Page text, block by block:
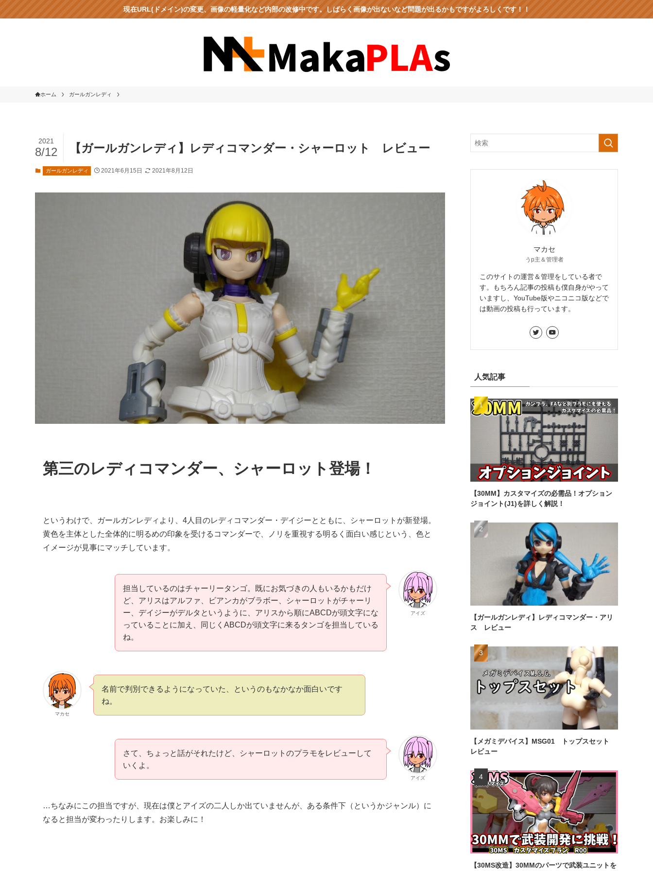
現在URL(ドメイン)の変更、画像の軽量化など内部の改修中です。しばらく画像が出ないなど問題が出るかもですがよろしくです！！
ホーム ガールガンレディ
【ガールガンレディ】レディコマンダー・シャーロット レビュー
2021
8/12
ガールガンレディ 2021年6月15日 2021年8月12日
第三のレディコマンダー、シャーロット登場！
というわけで、ガールガンレディより、4人目のレディコマンダー・デイジーとともに、シャーロットが新登場。
黄色を主体とした全体的に明るめの印象を受けるコマンダーで、ノリを重視する明るく面白い感じという、色と
イメージが見事にマッチしています。
アイズ
担当しているのはチャーリータンゴ。既にお気づきの人もいるかもだけ
ど、アリスはアルファ、ビアンカがブラボー、シャーロットがチャーリ
ー、デイジーがデルタというように、アリスから順にABCDが頭文字にな
っていることに加え、同じくABCDが頭文字に来るタンゴを担当している
ね。
マカセ
名前で判別できるようになっていた、というのもなかなか面白いです
ね。
アイズ
さて、ちょっと話がそれたけど、シャーロットのプラモをレビューして
いくよ。
…ちなみにこの担当ですが、現在は僕とアイズの二人しか出ていませんが、ある条件下（というかジャンル）に
なると担当が変わったりします。お楽しみに！
マカセ
うp主＆管理者
このサイトの運営＆管理をしている者で
す。もちろん記事の投稿も僕自身がやって
いますし、YouTube版やニコニコ版などで
は動画の投稿も行っています。
人気記事
【30MM】カスタマイズの必需品！オプション
ジョイント(J1)を詳しく解説！
【ガールガンレディ】レディコマンダー・アリ
ス レビュー
【メガミデバイス】MSG01 トップスセット
レビュー
【30MS改造】30MMのパーツで武装ユニットを